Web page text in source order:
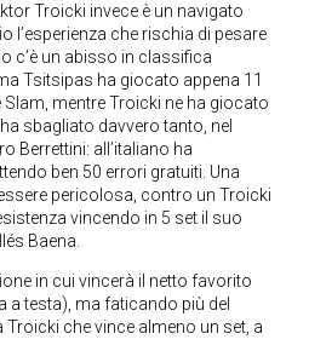
Troicki invece è un navigato
l’esperienza che rischia di pesare
c’è un abisso in classifica
Tsitsipas ha giocato appena 11
mentre Troicki ne ha giocato
sbagliato davvero tanto, nel
Berrettini: all’italiano ha
ben 50 errori gratuiti. Una
pericolosa, contro un Troicki
vincendo in 5 set il suo
Baena.
in cui vincerà il netto favorito
a testa), ma faticando più del
che vince almeno un set, a